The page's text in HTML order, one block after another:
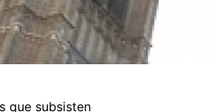
que subsisten